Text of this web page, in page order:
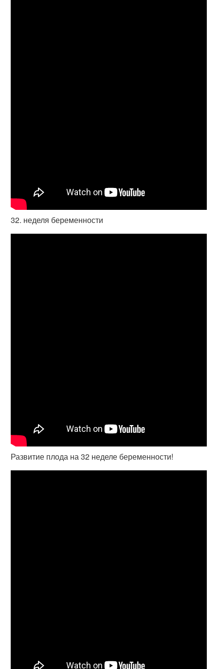
32. неделя беременности
Развитие плода на 32 неделе беременности!